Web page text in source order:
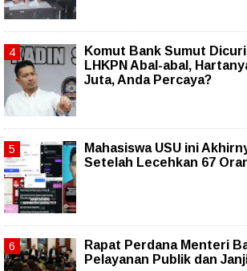
Komut Bank Sumut
LHKPN Abal-abal,
Juta, Anda Percaya?
Mahasiswa USU ini
Setelah Lecehkan 67
Rapat Perdana Menteri
Pelayanan Publik dan